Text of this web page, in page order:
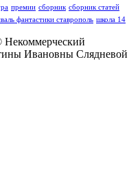
премии сборник сборник статей
фантастики ставрополь школа 14
Ивановны Слядневой